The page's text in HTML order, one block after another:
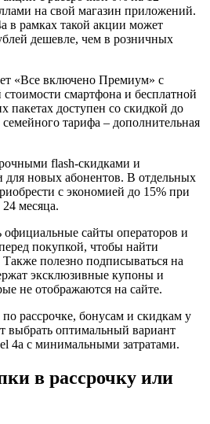
на свой магазин приложений.
в рамках такой акции может
дешевле, чем в розничных
«Все включено Премиум» с
смартфона и бесплатной
пакетах доступен со скидкой до
тарифа – дополнительная
flash-скидками и
новых абонентов. В отдельных
с экономией до 15% при
месяца.
официальные сайты операторов и
покупкой, чтобы найти
полезно подписываться на
эксклюзивные купоны и
не отображаются на сайте.
рассрочке, бонусам и скидкам у
выбрать оптимальный вариант
4a с минимальными затратами.
в рассрочку или